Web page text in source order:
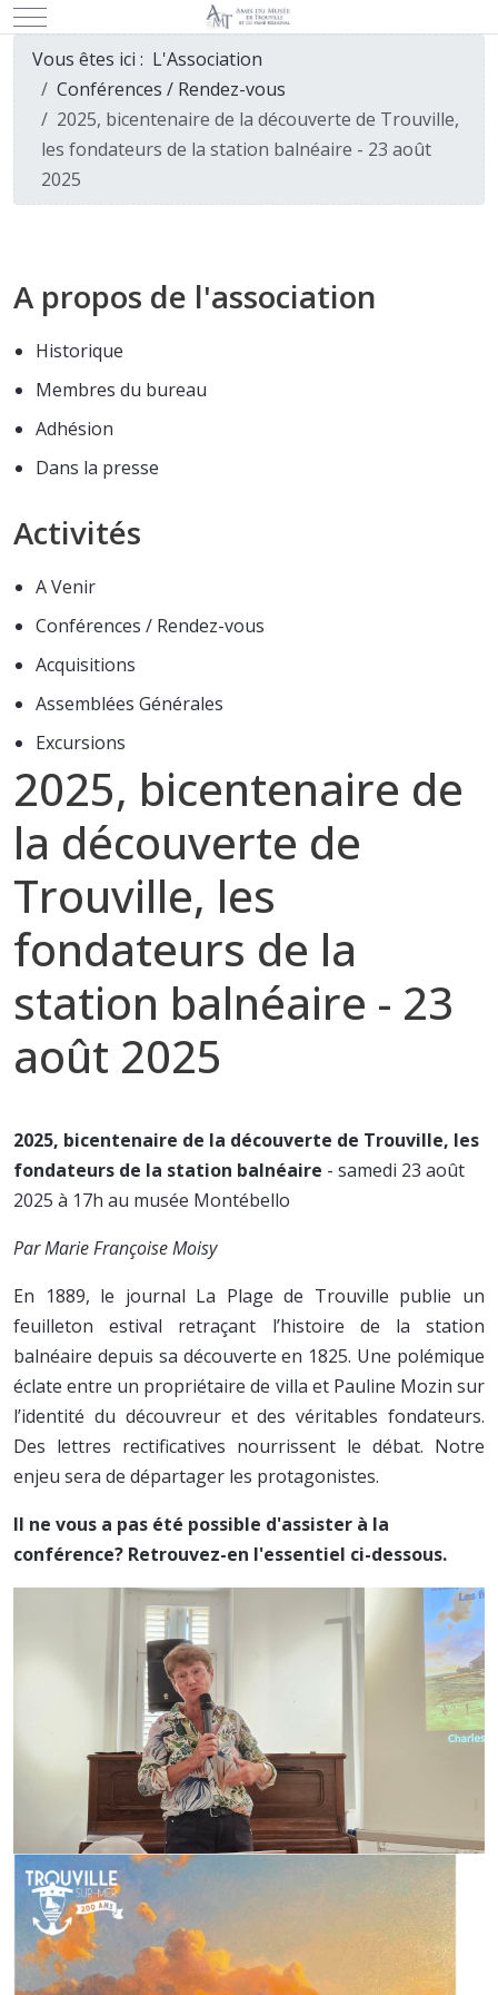
Mobile Menu Toggle
Vous êtes ici : L'Association
Conférences / Rendez-vous
2025, bicentenaire de la découverte de Trouville,
les fondateurs de la station balnéaire - 23 août
2025
A propos de l'association
Historique
Membres du bureau
Adhésion
Dans la presse
Activités
A Venir
Conférences / Rendez-vous
Acquisitions
Assemblées Générales
Excursions
2025, bicentenaire de
la découverte de
Trouville, les
fondateurs de la
station balnéaire - 23
août 2025
2025, bicentenaire de la découverte de Trouville, les
fondateurs de la station balnéaire - samedi 23 août
2025 à 17h au musée Montébello
Par Marie Françoise Moisy
En 1889, le journal La Plage de Trouville publie un
feuilleton estival retraçant l’histoire de la station
balnéaire depuis sa découverte en 1825. Une polémique
éclate entre un propriétaire de villa et Pauline Mozin sur
l’identité du découvreur et des véritables fondateurs.
Des lettres rectificatives nourrissent le débat. Notre
enjeu sera de départager les protagonistes.
Il ne vous a pas été possible d'assister à la
conférence? Retrouvez-en l'essentiel ci-dessous.